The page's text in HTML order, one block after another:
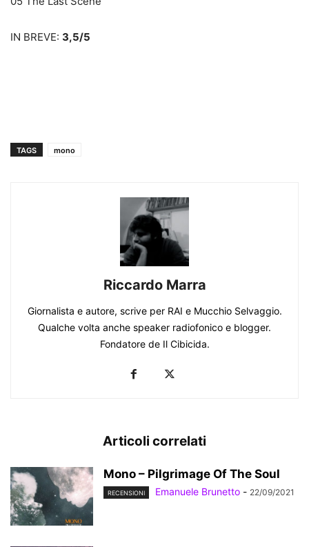
IN BREVE: 3,5/5
TAGS mono
Riccardo Marra
Giornalista e autore, scrive per RAI e Mucchio Selvaggio.
Qualche volta anche speaker radiofonico e blogger.
Fondatore de Il Cibicida.
Articoli correlati
Mono – Pilgrimage Of The Soul
RECENSIONI Emanuele Brunetto - 22/09/2021